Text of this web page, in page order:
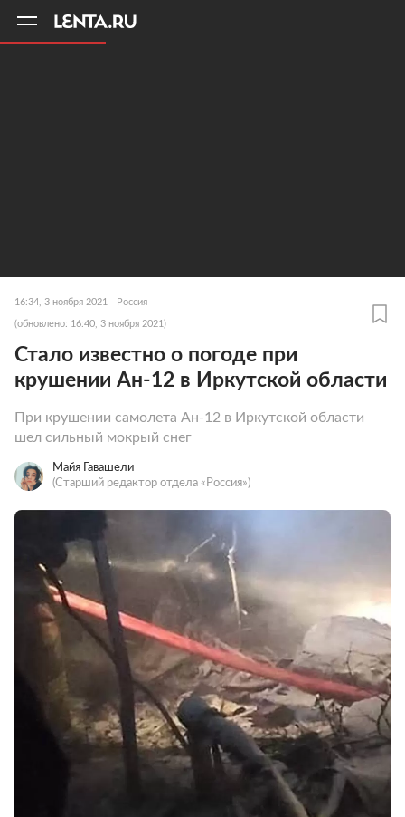
16:34, 3 ноября 2021 Россия
(обновлено: 16:40, 3 ноября 2021)
Стало известно о погоде при
крушении Ан-12 в Иркутской области
При крушении самолета Ан-12 в Иркутской области
шел сильный мокрый снег
Майя Гавашели
(Старший редактор отдела «Россия»)